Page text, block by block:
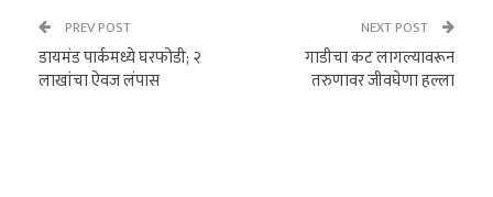
PREV POST
डायमंड पार्कमध्ये घरफोडी; २
लाखांचा ऐवज लंपास
NEXT POST
गाडीचा कट लागल्यावरून
तरुणावर जीवघेणा हल्ला